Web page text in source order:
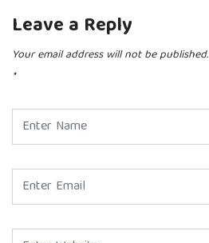
Leave a Reply
Your email address will not be published.
*